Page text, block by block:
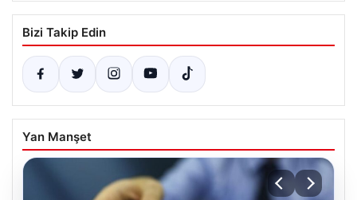
Bizi Takip Edin
Yan Manşet